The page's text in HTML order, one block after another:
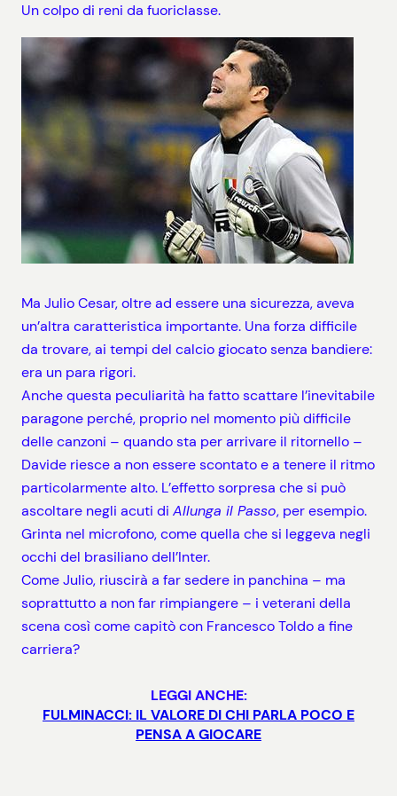
Un colpo di reni da fuoriclasse.
Ma Julio Cesar, oltre ad essere una sicurezza, aveva
un’altra caratteristica importante. Una forza difficile
da trovare, ai tempi del calcio giocato senza bandiere:
era un para rigori.
Anche questa peculiarità ha fatto scattare l’inevitabile
paragone perché, proprio nel momento più difficile
delle canzoni – quando sta per arrivare il ritornello –
Davide riesce a non essere scontato e a tenere il ritmo
particolarmente alto. L’effetto sorpresa che si può
ascoltare negli acuti di Allunga il Passo, per esempio.
Grinta nel microfono, come quella che si leggeva negli
occhi del brasiliano dell’Inter.
Come Julio, riuscirà a far sedere in panchina – ma
soprattutto a non far rimpiangere – i veterani della
scena così come capitò con Francesco Toldo a fine
carriera?
LEGGI ANCHE:
FULMINACCI: IL VALORE DI CHI PARLA POCO E
PENSA A GIOCARE